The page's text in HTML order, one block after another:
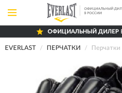
ОФИЦИАЛЬНЫЙ ДИЛЕР
EVERLAST ПЕРЧАТКИ Перчатки